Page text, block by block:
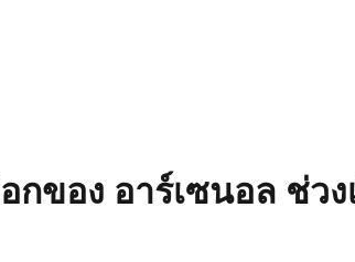
ของ อาร์เซนอล ช่ว